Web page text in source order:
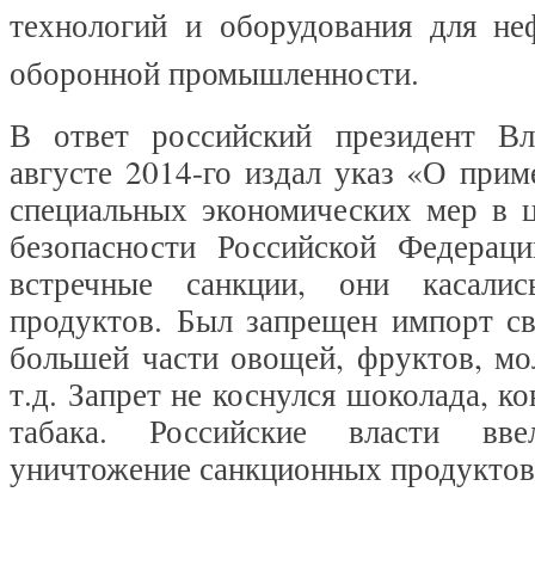
технологий и оборудования для
оборонной промышленности.
В ответ российский президент
августе 2014-го издал указ «О
специальных экономических мер в
безопасности Российской
встречные санкции, они
продуктов. Был запрещен импорт
большей части овощей, фруктов,
т.д. Запрет не коснулся шоколада,
табака. Российские власти
уничтожение санкционных